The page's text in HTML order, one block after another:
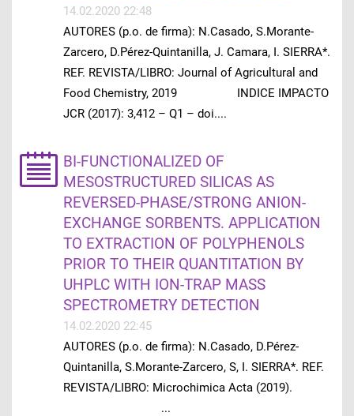
14.02.2020 22:48
AUTORES (p.o. de firma): N.Casado, S.Morante-
Zarcero, D.Pérez-Quintanilla, J. Camara, I. SIERRA*.
REF. REVISTA/LIBRO: Journal of Agricultural and
Food Chemistry, 2019 INDICE IMPACTO
JCR (2017): 3,412 – Q1 – doi....
BI-FUNCTIONALIZED OF
MESOSTRUCTURED SILICAS AS
REVERSED-PHASE/STRONG ANION-
EXCHANGE SORBENTS. APPLICATION
TO EXTRACTION OF POLYPHENOLS
PRIOR TO THEIR QUANTITATION BY
UHPLC WITH ION-TRAP MASS
SPECTROMETRY DETECTION
14.02.2020 22:45
AUTORES (p.o. de firma): N.Casado, D.Pérez-
Quintanilla, S.Morante-Zarcero, S, I. SIERRA*. REF.
REVISTA/LIBRO: Microchimica Acta (2019).
...